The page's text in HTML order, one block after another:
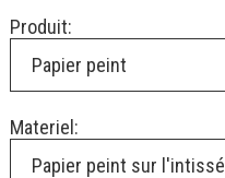
Produit:
Papier peint
Materiel:
Papier peint sur l'intissé